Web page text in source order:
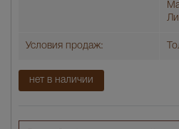
Условия продаж:
нет в наличии